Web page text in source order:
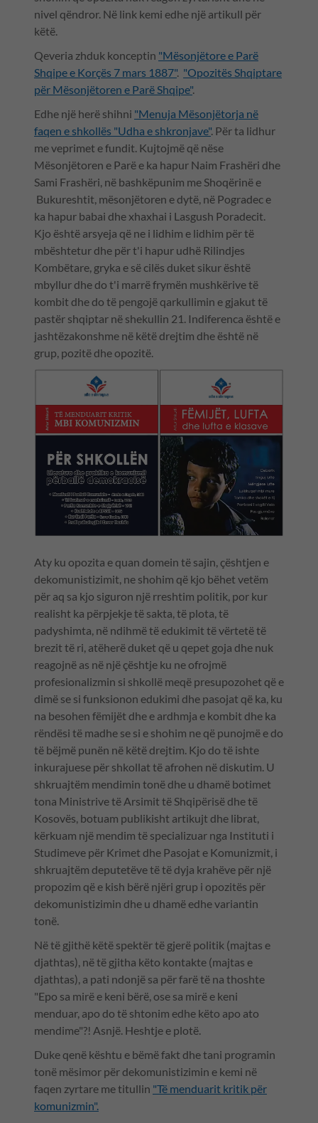
nivel qëndror. Në link kemi edhe një artikull për
këtë.
Qeveria zhduk konceptin "Mësonjëtore e Parë
Shqipe e Korçës 7 mars 1887". "Opozitës Shqiptare
për Mësonjëtoren e Parë Shqipe".
Edhe një herë shihni "Menuja Mësonjëtorja në
faqen e shkollës "Udha e shkronjave". Për ta lidhur
me veprimet e fundit. Kujtojmë që nëse
Mësonjëtoren e Parë e ka hapur Naim Frashëri dhe
Sami Frashëri, në bashkëpunim me Shoqërinë e
Bukureshtit, mësonjëtoren e dytë, në Pogradec e
ka hapur babai dhe xhaxhai i Lasgush Poradecit.
Kjo është arsyeja që ne i lidhim e lidhim për të
mbështetur dhe për t'i hapur udhë Rilindjes
Kombëtare, gryka e së cilës duket sikur është
mbyllur dhe do t'i marrë frymën mushkërive të
kombit dhe do të pengojë qarkullimin e gjakut të
pastër shqiptar në shekullin 21. Indiferenca është e
jashtëzakonshme në këtë drejtim dhe është në
grup, pozitë dhe opozitë.
Aty ku opozita e quan domein të sajin, çështjen e
dekomunistizimit, ne shohim që kjo bëhet vetëm
për aq sa kjo siguron një rreshtim politik, por kur
realisht ka përpjekje të sakta, të plota, të
padyshimta, në ndihmë të edukimit të vërtetë të
brezit të ri, atëherë duket që u qepet goja dhe nuk
reagojnë as në një çështje ku ne ofrojmë
profesionalizmin si shkollë meqë presupozohet që e
dimë se si funksionon edukimi dhe pasojat që ka, ku
na besohen fëmijët dhe e ardhmja e kombit dhe ka
rëndësi të madhe se si e shohim ne që punojmë e do
të bëjmë punën në këtë drejtim. Kjo do të ishte
inkurajuese për shkollat të afrohen në diskutim. U
shkruajtëm mendimin tonë dhe u dhamë botimet
tona Ministrive të Arsimit të Shqipërisë dhe të
Kosovës, botuam publikisht artikujt dhe librat,
kërkuam një mendim të specializuar nga Instituti i
Studimeve për Krimet dhe Pasojat e Komunizmit, i
shkruajtëm deputetëve të të dyja krahëve për një
propozim që e kish bërë njëri grup i opozitës për
dekomunistizimin dhe u dhamë edhe variantin
tonë.
Në të gjithë këtë spektër të gjerë politik (majtas e
djathtas), në të gjitha këto kontakte (majtas e
djathtas), a pati ndonjë sa për farë të na thoshte
"Epo sa mirë e keni bërë, ose sa mirë e keni
menduar, apo do të shtonim edhe këto apo ato
mendime"?! Asnjë. Heshtje e plotë.
Duke qenë kështu e bëmë fakt dhe tani programin
tonë mësimor për dekomunistizimin e kemi në
faqen zyrtare me titullin "Të menduarit kritik për
komunizmin".